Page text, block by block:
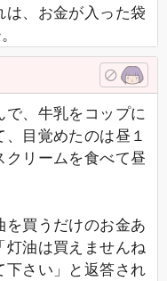
は、お金が入った袋
、牛乳をコップに
目覚めたのは昼１
クリームを食べて昼
を買うだけのお金あ
灯油は買えませんね
下さい」と返答され